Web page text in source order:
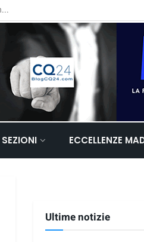
SEZIONI ECCELLENZE
Ultime notizie